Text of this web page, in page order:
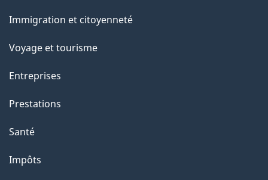
sujets
Immigration et citoyenneté
Voyage et tourisme
Entreprises
Prestations
Santé
Impôts